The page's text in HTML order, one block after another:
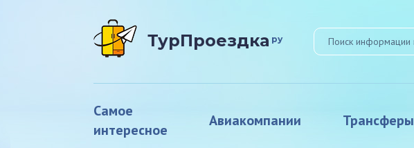
ТурПроездка ру
Самое
интересное
Авиакомпании Трансферы